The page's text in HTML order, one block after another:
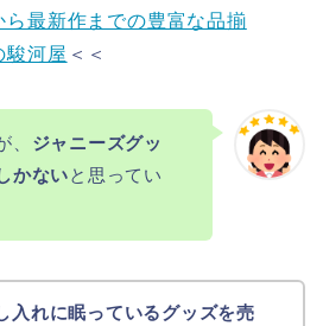
ら最新作までの豊富な品揃
駿河屋 ＜＜
、 ジャニーズグッ
かないと思ってい
入れに眠っているグッズを売